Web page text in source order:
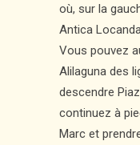
où, sur la
Antica
Vous pouvez
Alilaguna des
descendre
continuez à
Marc et